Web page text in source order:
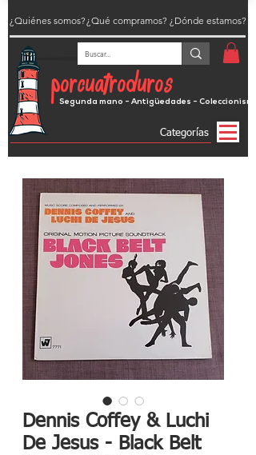
porcuatroduros
Segunda mano - Antigüedades - Coleccionismo
¿Dónde estamos?
¿Quiénes somos?
Categorías
¿Qué compramos?
Dennis Coffey & Luchi
De Jesus - Black Belt